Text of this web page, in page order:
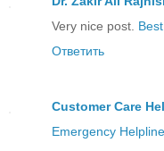
Very nice post.
Ответить
Customer Care
Emergency